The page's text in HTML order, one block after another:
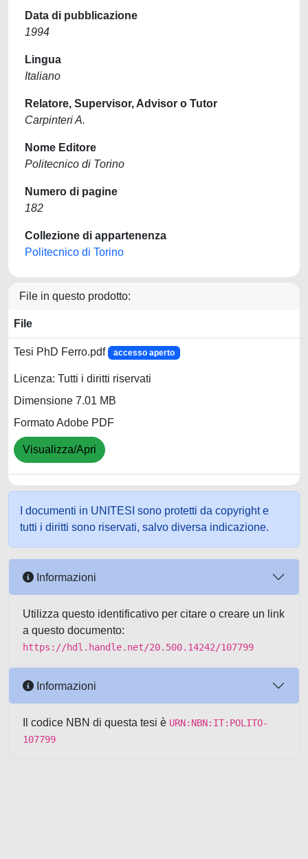
Data di pubblicazione
1994
Lingua
Italiano
Relatore, Supervisor, Advisor o Tutor
Carpinteri A.
Nome Editore
Politecnico di Torino
Numero di pagine
182
Collezione di appartenenza
Politecnico di Torino
File in questo prodotto:
File
Tesi PhD Ferro.pdf accesso aperto
Licenza: Tutti i diritti riservati
Dimensione 7.01 MB
Formato Adobe PDF
Visualizza/Apri
I documenti in UNITESI sono protetti da copyright e
tutti i diritti sono riservati, salvo diversa indicazione.
Informazioni
Utilizza questo identificativo per citare o creare un link
a questo documento:
https://hdl.handle.net/20.500.14242/107799
Informazioni
Il codice NBN di questa tesi è URN:NBN:IT:POLITO-
107799